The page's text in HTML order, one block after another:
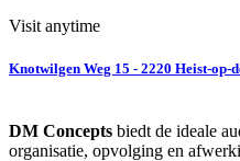
Visit anytime
Knotwilgen Weg 15 - 2220 Heist-op-
DM Concepts biedt de ideale
organisatie, opvolging en